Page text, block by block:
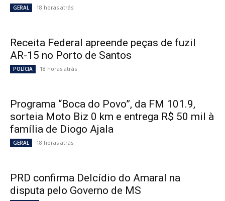
GERAL 18 horas atrás
Receita Federal apreende peças de fuzil
AR-15 no Porto de Santos
POLÍCIA 18 horas atrás
Programa “Boca do Povo”, da FM 101.9,
sorteia Moto Biz 0 km e entrega R$ 50 mil à
família de Diogo Ajala
GERAL 18 horas atrás
PRD confirma Delcídio do Amaral na
disputa pelo Governo de MS